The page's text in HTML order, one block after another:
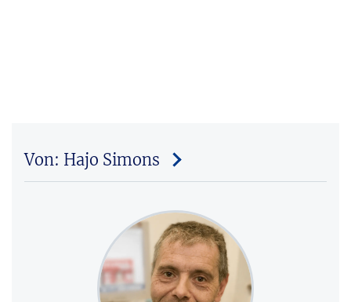
Von: Hajo Simons